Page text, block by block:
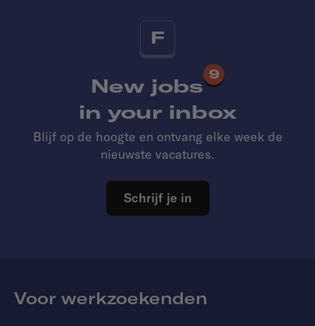
F
New jobs
9
in your inbox
Blijf op de hoogte en ontvang elke week de
nieuwste vacatures.
Schrijf je in
Voor werkzoekenden